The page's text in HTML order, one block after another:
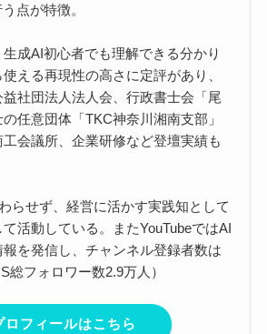
点が特徴。
成AI初心者でも理解できる分かり
える再現性の高さに定評があり、
社団法人法人会、行政書士会「尾
任意団体「TKC神奈川湘南支部」
会議所、企業研修など登壇実績も
らせず、経営に活かす実践知として
活動している。またYouTubeではAI
を発信し、チャンネル登録者数は
総フォロワー数2.9万人）
ロフィールはこちら